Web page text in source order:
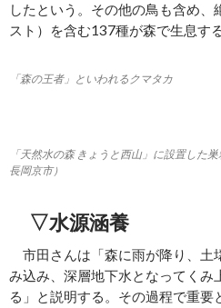
したという。その他の鳥も含め、
スト）を含む137種が森で生息す
「森の王者」といわれるクマタカ
「天然水の森 きょうと西山」に設置した
長岡京市）
▽水源涵養
市田さんは「森に雨が降り、土
み込み、深層地下水となってくみ
る」と説明する。その過程で重要